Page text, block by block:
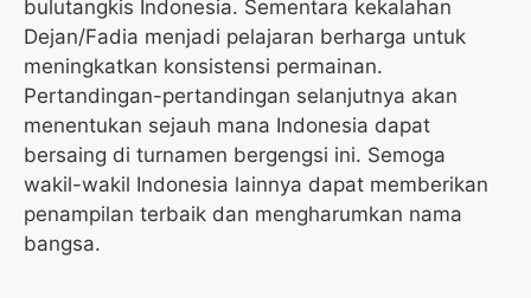
bulutangkis Indonesia. Sementara kekalahan
Dejan/Fadia menjadi pelajaran berharga untuk
meningkatkan konsistensi permainan.
Pertandingan-pertandingan selanjutnya akan
menentukan sejauh mana Indonesia dapat
bersaing di turnamen bergengsi ini. Semoga
wakil-wakil Indonesia lainnya dapat memberikan
penampilan terbaik dan mengharumkan nama
bangsa.